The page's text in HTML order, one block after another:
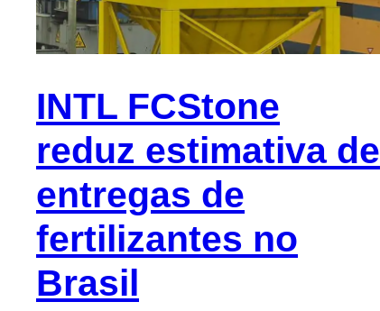
INTL FCStone
reduz estimativa de
entregas de
fertilizantes no
Brasil